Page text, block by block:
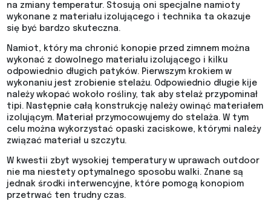
na zmiany temperatur. Stosują oni specjalne namioty
wykonane z materiału izolującego i technika ta okazuje
się być bardzo skuteczna.
Namiot, który ma chronić konopie przed zimnem można
wykonać z dowolnego materiału izolującego i kilku
odpowiednio długich patyków. Pierwszym krokiem w
wykonaniu jest zrobienie stelażu. Odpowiednio długie kije
należy wkopać wokoło rośliny, tak aby stelaż przypominał
tipi. Następnie całą konstrukcję należy owinąć materiałem
izolującym. Materiał przymocowujemy do stelaża. W tym
celu można wykorzystać opaski zaciskowe, którymi należy
związać materiał u szczytu.
W kwestii zbyt wysokiej temperatury w uprawach outdoor
nie ma niestety optymalnego sposobu walki. Znane są
jednak środki interwencyjne, które pomogą konopiom
przetrwać ten trudny czas.